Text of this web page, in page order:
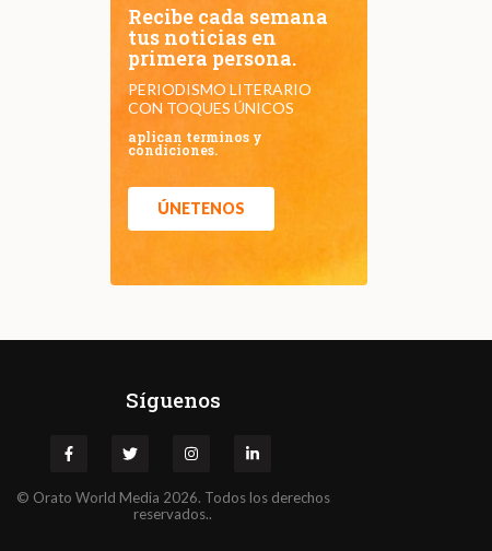
Recibe cada semana
tus noticias en
primera persona.
PERIODISMO LITERARIO
CON TOQUES ÚNICOS
aplican terminos y
condiciones.
ÚNETENOS
Síguenos
© Orato World Media 2026. Todos los derechos
reservados..